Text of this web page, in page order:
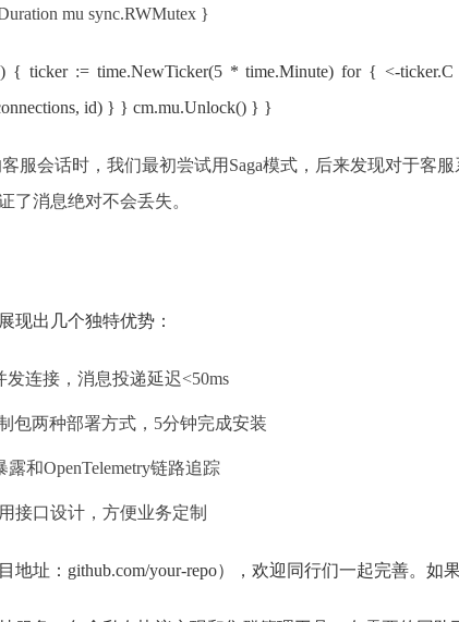
mu sync.RWMutex }
{ ticker := time.NewTicker(5 * time.Minute) for { <-
id) } } cm.mu.Unlock() } }
服会话时，我们最初尝试用Saga模式，后来发现对于客
了消息绝对不会丢失。
现出几个独特优势：
发连接，消息投递延迟<50ms
包两种部署方式，5分钟完成安装
露和OpenTelemetry链路追踪
接口设计，方便业务定制
址：github.com/your-repo），欢迎同行们一起完善。